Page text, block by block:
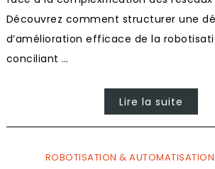
Découvrez comment structurer une
d’amélioration efficace de la
conciliant …
Lire la suite
ROBOTISATION &